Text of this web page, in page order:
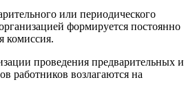
или периодического
формируется постоянно
комиссия.
проведения предварительных и
работников возлагаются на